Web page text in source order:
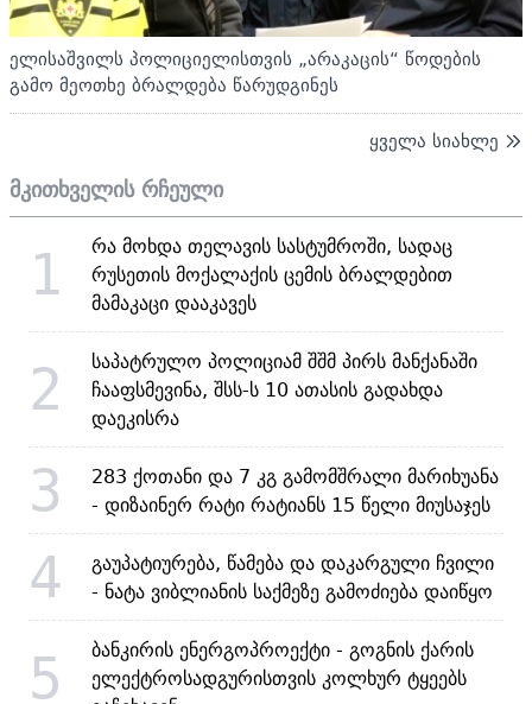
ელისაშვილს პოლიციელისთვის „არაკაცის“ წოდების
გამო მეოთხე ბრალდება წარუდგინეს
ყველა სიახლე
მკითხველის რჩეული
1
რა მოხდა თელავის სასტუმროში, სადაც
რუსეთის მოქალაქის ცემის ბრალდებით
მამაკაცი დააკავეს
2
საპატრულო პოლიციამ შშმ პირს მანქანაში
ჩააფსმევინა, შსს-ს 10 ათასის გადახდა
დაეკისრა
3
283 ქოთანი და 7 კგ გამომშრალი მარიხუანა
- დიზაინერ რატი რატიანს 15 წელი მიუსაჯეს
4
გაუპატიურება, წამება და დაკარგული ჩვილი
- ნატა ვიბლიანის საქმეზე გამოძიება დაიწყო
5
ბანკირის ენერგოპროექტი - გოგნის ქარის
ელექტროსადგურისთვის კოლხურ ტყეებს